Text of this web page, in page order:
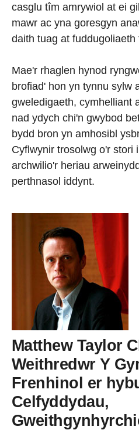
casglu tîm amrywiol at ei
mawr ac yna goresgyn
daith tuag at fuddugoliaeth
Mae'r rhaglen hynod
brofiad' hon yn tynnu sylw
gweledigaeth, cymhelliant
nad ydych chi'n gwybod
bydd bron yn amhosibl
Cyflwynir trosolwg o'r stori
archwilio'r heriau
perthnasol iddynt.
Matthew Taylor
Weithredwr Y
Frenhinol er
Celfyddydau,